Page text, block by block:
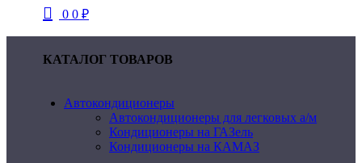
0 0 ₽
КАТАЛОГ ТОВАРОВ
Автокондиционеры
Автокондиционеры для легковых а/м
Кондиционеры на ГАЗель
Кондиционеры на КАМАЗ